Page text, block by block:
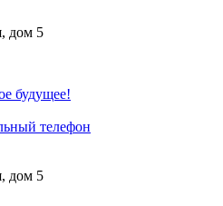
дом 5
телефон
дом 5